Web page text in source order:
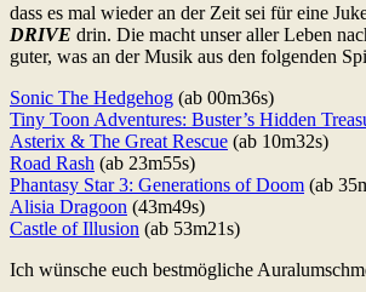
dass es mal wieder an der Zeit sei für eine
DRIVE drin. Die macht unser aller Leben
guter, was an der Musik aus den folgenden
Sonic The Hedgehog (ab 00m36s)
Tiny Toon Adventures: Buster’s Hidden
Asterix & The Great Rescue (ab 10m32s)
Road Rash (ab 23m55s)
Phantasy Star 3: Generations of Doom (ab
Alisia Dragoon (43m49s)
Castle of Illusion (ab 53m21s)
Ich wünsche euch bestmögliche